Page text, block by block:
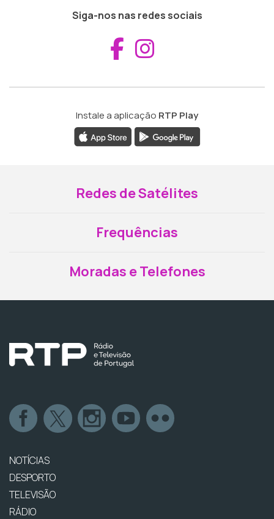
Siga-nos nas redes sociais
Aceder ao
Instale a aplicação RTP Play
Redes de Satélites
Frequências
Moradas e Telefones
NOTÍCIAS
DESPORTO
TELEVISÃO
RÁDIO